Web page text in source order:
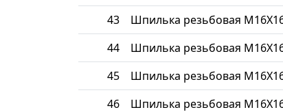
43 Шпилька резьбовая
44 Шпилька резьбовая
45 Шпилька резьбовая
46 Шпилька резьбовая